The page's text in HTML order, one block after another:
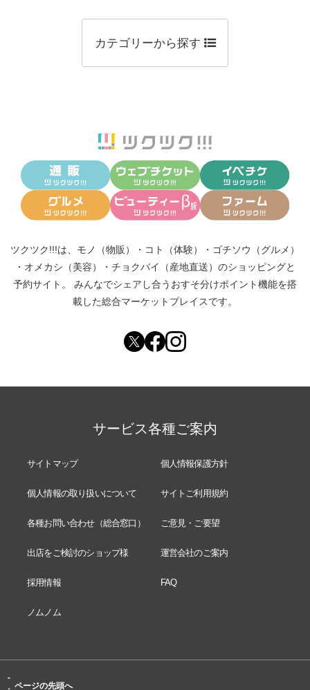
カテゴリーから探す
ツクツク!!!は、 モノ（物販） ・ コト（体験） ・ ゴチソウ（グルメ）
・ オメカシ（美容） ・ チョクバイ（産地直送） のショッピングと
予約サイト。
みんなでシェアし合う おすそ分けポイント機能を搭
載した総合マーケットプレイスです。
サービス各種ご案内
サイトマップ 個人情報保護方針
個人情報の取り扱いについて サイトご利用規約
各種お問い合わせ（総合窓口） ご意見・ご要望
出店をご検討のショップ様 運営会社のご案内
採用情報 FAQ
ノムノム
-
ページの先頭へ